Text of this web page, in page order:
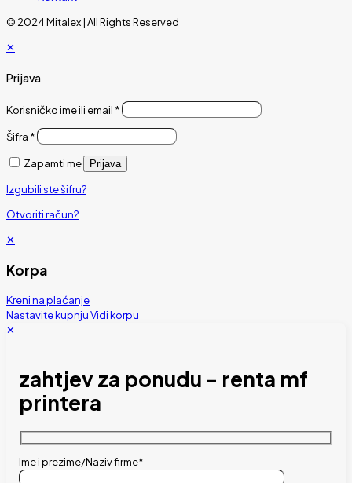
© 2024 Mitalex | All Rights Reserved
✕
Prijava
Korisničko ime ili email *
Šifra *
Zapamti me Prijava
Izgubili ste šifru?
Otvoriti račun?
✕
Korpa
Kreni na plaćanje
Nastavite kupnjuVidi korpu
✕
zahtjev za ponudu - renta mf
printera
Ime i prezime/Naziv firme*